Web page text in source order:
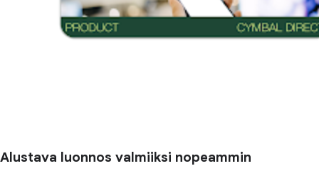
Alustava luonnos valmiiksi nopeammin